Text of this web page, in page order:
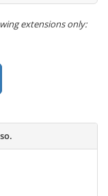
extensions only: